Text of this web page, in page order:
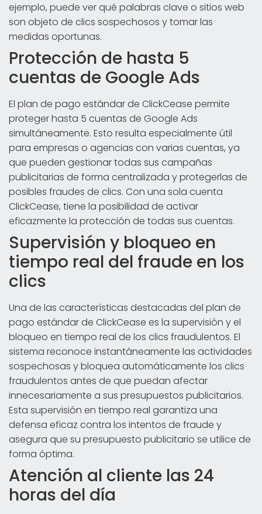
ejemplo, puede ver qué palabras clave o sitios web
son objeto de clics sospechosos y tomar las
medidas oportunas.
Protección de hasta 5
cuentas de Google Ads
El plan de pago estándar de ClickCease permite
proteger hasta 5 cuentas de Google Ads
simultáneamente. Esto resulta especialmente útil
para empresas o agencias con varias cuentas, ya
que pueden gestionar todas sus campañas
publicitarias de forma centralizada y protegerlas de
posibles fraudes de clics. Con una sola cuenta
ClickCease, tiene la posibilidad de activar
eficazmente la protección de todas sus cuentas.
Supervisión y bloqueo en
tiempo real del fraude en los
clics
Una de las características destacadas del plan de
pago estándar de ClickCease es la supervisión y el
bloqueo en tiempo real de los clics fraudulentos. El
sistema reconoce instantáneamente las actividades
sospechosas y bloquea automáticamente los clics
fraudulentos antes de que puedan afectar
innecesariamente a sus presupuestos publicitarios.
Esta supervisión en tiempo real garantiza una
defensa eficaz contra los intentos de fraude y
asegura que su presupuesto publicitario se utilice de
forma óptima.
Atención al cliente las 24
horas del día